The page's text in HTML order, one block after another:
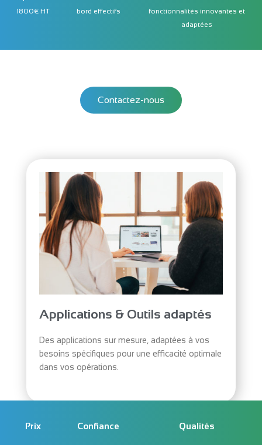
1800€ HT
bord effectifs
fonctionnalités innovantes et
adaptées
Applications & Outils adaptés
Des applications sur mesure, adaptées à vos
besoins spécifiques pour une efficacité optimale
dans vos opérations.
Contactez-nous
Prix Confiance Qualités